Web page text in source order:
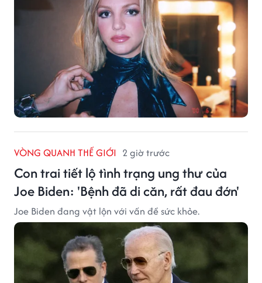
VÒNG QUANH THẾ GIỚI 2 giờ trước
Con trai tiết lộ tình trạng ung thư của
Joe Biden: 'Bệnh đã di căn, rất đau đớn'
Joe Biden đang vật lộn với vấn đề sức khỏe.